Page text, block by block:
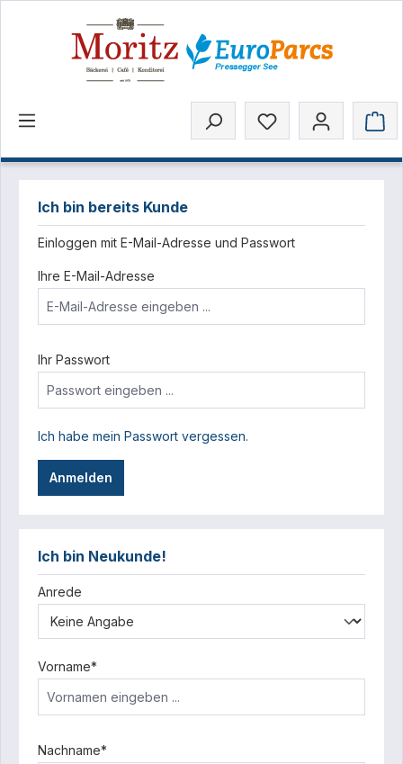
Ich bin bereits Kunde
Einloggen mit E-Mail-Adresse und Passwort
Ihre E-Mail-Adresse
Ihr Passwort
Ich habe mein Passwort vergessen.
Anmelden
Ich bin Neukunde!
Persönliche Informationen
Anrede
Vorname*
Nachname*